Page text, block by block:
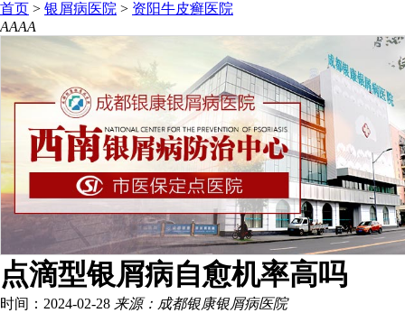
首页 > 银屑病医院 > 资阳牛皮癣医院
AAAA
点滴型银屑病自愈机率高吗
时间：2024-02-28 来源：成都银康银屑病医院